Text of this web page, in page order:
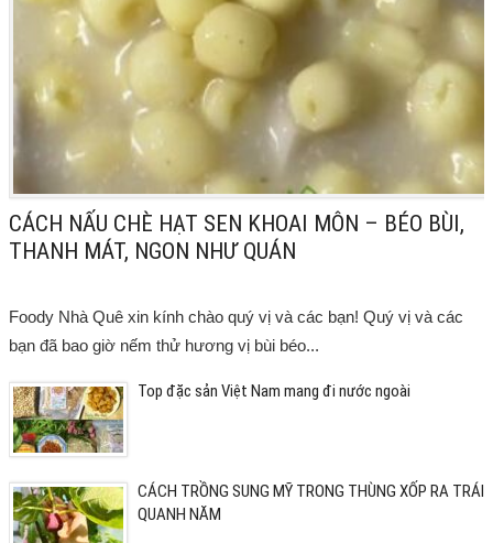
CÁCH NẤU CHÈ HẠT SEN KHOAI MÔN – BÉO BÙI,
THANH MÁT, NGON NHƯ QUÁN
Foody Nhà Quê xin kính chào quý vị và các bạn! Quý vị và các
bạn đã bao giờ nếm thử hương vị bùi béo...
Top đặc sản Việt Nam mang đi nước ngoài
CÁCH TRỒNG SUNG MỸ TRONG THÙNG XỐP RA TRÁI
QUANH NĂM